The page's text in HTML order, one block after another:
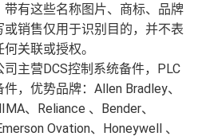
有这些名称图片、商标、品牌
销售仅用于识别目的，并不表
关联或授权。
主营DCS控制系统备件，PLC
，优势品牌：Allen Bradley、
、Reliance 、Bender、
Ovation、Honeywell 、